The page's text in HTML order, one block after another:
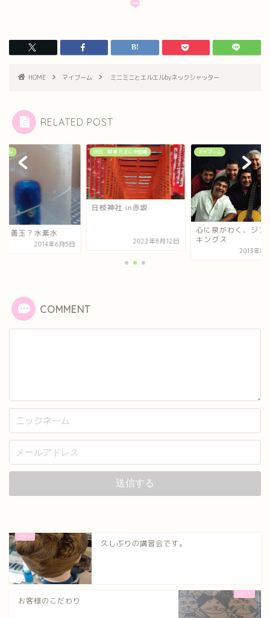
HOME マイブーム ミニミニとエルエルbyネックシャッター
RELATED POST
ーム
？善玉？水素水
2014年6月5日
休日 関東 たまに中部編
日枝神社 in赤坂
2022年8月12日
マイブーム
心に泉がわく、ジプ
キングス
2013年8
COMMENT
久しぶりの講習会です。
お客様のこだわり